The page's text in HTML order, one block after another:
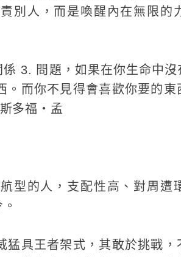
別人，而是喚醒內在無限的
3. 問題，如果在你生命中沒
。而你不見得會喜歡你要的
多福‧孟
型的人，支配性高、對周遭
猛具王者架式，其敢於挑戰，